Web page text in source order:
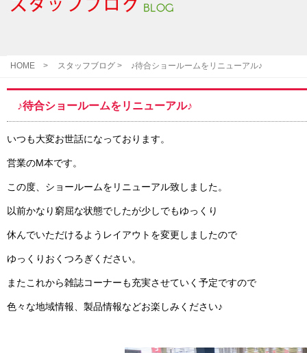
HOME > スタッフブログ > ♪待合ショールームをリニューアル♪
♪待合ショールームをリニューアル♪
いつも大変お世話になっております。
営業のM本です。
この度、ショールームをリニューアル致しました。
以前かなり窮屈な状態でしたが少しでもゆっくり
休んでいただけるようレイアウトを変更しましたので
ゆっくりおくつろぎください。
またこれから雑誌コーナーも充実させていく予定ですので
色々な地域情報、製品情報などお楽しみください♪